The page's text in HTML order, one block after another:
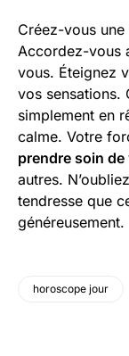
Créez-vous une
Accordez-vous
vous. Éteignez
vos sensations.
simplement en
calme. Votre
prendre soin de
autres.
tendresse que
généreusement.
horoscope jour